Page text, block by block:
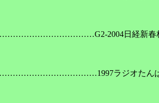
2004日経新春杯 京都
ラジオたんぱ